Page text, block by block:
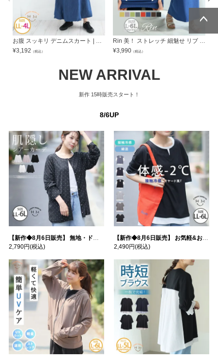
¥3,192 （税込）
¥3,990 （税込）
NEW ARRIVAL
新作 15時販売スタート！
8/6UP
【新作◆8月6日販売】 無地・ドット柄から選べる 忍ばせ 活躍 シアー カーデ | 大きいサイズの通販ならハッピーマリリン
2,790円(税込)
【新作◆8月6日販売】 お気軽&お手軽 選べるデザイン 接触冷感 レイヤード風 コットン トップス | 大きいサイズの通販ならハッピーマリリン
2,490円(税込)
ページトッ
プへ
ページトッ
プへ